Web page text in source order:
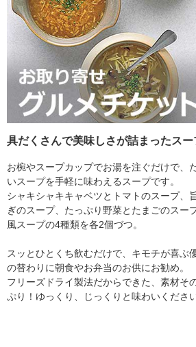
具だくさんで美味しさが詰まったスー
お椀やスープカップでお湯を注ぐだけで、
いスープを手軽に味わえるスープです。
シャキシャキキャベツとトマトのスープ、
ぎのスープ、たっぷり野菜とたまごのスー
風スープの4種類を各2個づつ。
スッとひとくち飲むだけで、キモチが喜ぶ
の替わりに朝食やお弁当のお供にお勧め。
フリーズドライ製法だからできた、素材そ
ぷり！ゆっくり、じっくりと味わいください